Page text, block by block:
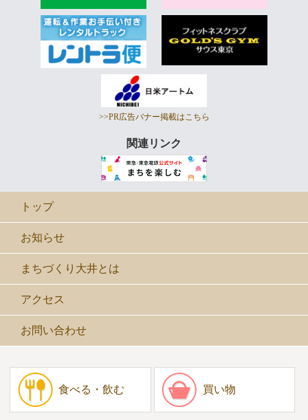
>>PR広告バナー掲載はこちら
関連リンク
トップ
お知らせ
まちづくり大井とは
アクセス
お問い合わせ
食べる・飲む 買い物